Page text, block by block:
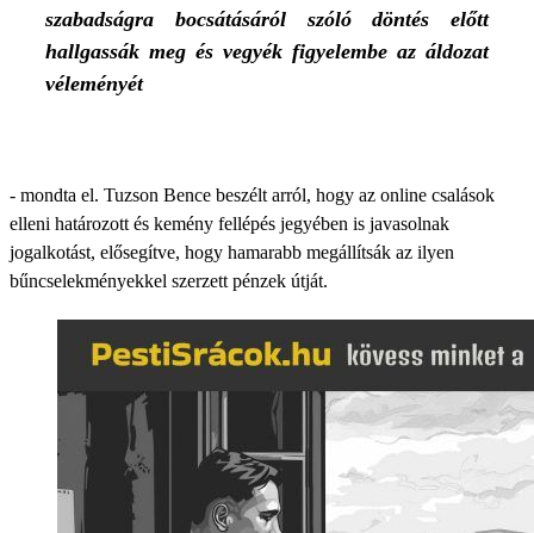
szabadságra bocsátásáról szóló döntés előtt
hallgassák meg és vegyék figyelembe az áldozat
véleményét
- mondta el. Tuzson Bence beszélt arról, hogy az online csalások
elleni határozott és kemény fellépés jegyében is javasolnak
jogalkotást, elősegítve, hogy hamarabb megállítsák az ilyen
bűncselekményekkel szerzett pénzek útját.